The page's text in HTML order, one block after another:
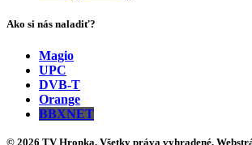
Ako si nás naladiť?
Magio
UPC
DVB-T
Orange
BBXNET
© 2026 TV Hronka. Všetky práva vyhradené.